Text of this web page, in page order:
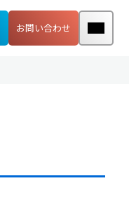
お問い合わせ